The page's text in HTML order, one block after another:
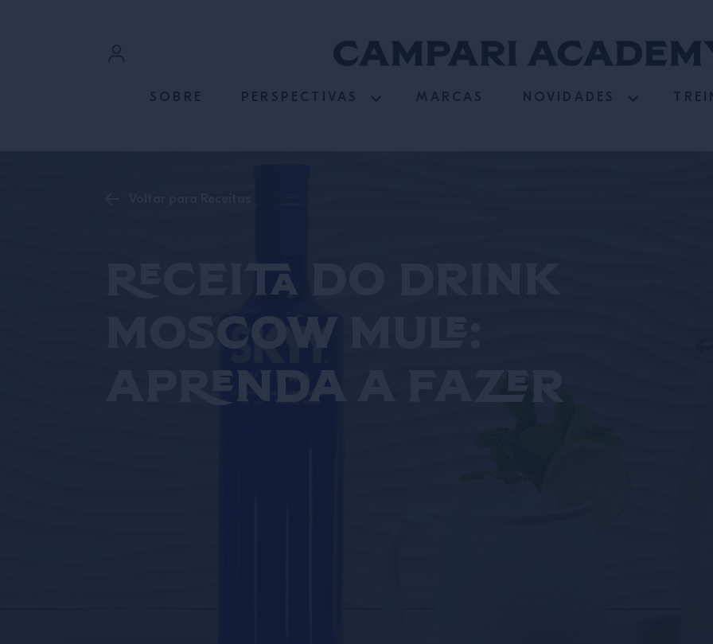
SOBRE PERSPECTIVAS MARCAS NOVIDADES
Receita do drink
Moscow Mule:
aprenda a fazer